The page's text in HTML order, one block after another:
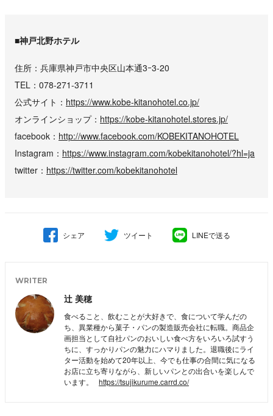
■神戸北野ホテル
住所
兵庫県神戸市中央区山本通3ｰ3-20
TEL
078-271-3711
公式サイト
https://www.kobe-kitanohotel.co.jp/
オンラインショップ
https://kobe-kitanohotel.stores.jp/
facebook
http://www.facebook.com/KOBEKITANOHOTEL
Instagram
https://www.instagram.com/kobekitanohotel/?hl=ja
twitter
https://twitter.com/kobekitanohotel
シェア ツイート LINEで送る
WRITER
辻 美穂
食べること、飲むことが大好きで、食について学んだの
ち、異業種から菓子・パンの製造販売会社に転職。商品企
画担当として自社パンのおいしい食べ方をいろいろ試すう
ちに、すっかりパンの魅力にハマりました。退職後にライ
ター活動を始めて20年以上、今でも仕事の合間に気になる
お店に立ち寄りながら、新しいパンとの出合いを楽しんで
います。 https://tsujikurume.carrd.co/